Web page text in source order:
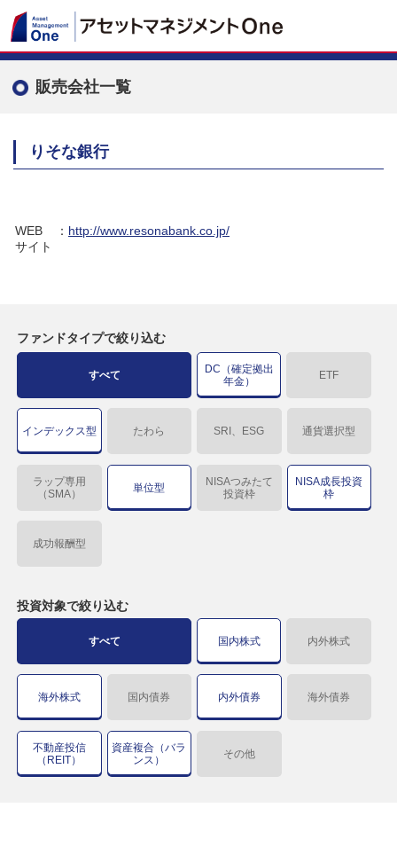
販売会社一覧
りそな銀行
WEB
サイト
： http://www.resonabank.co.jp/
ファンドタイプで絞り込む
すべて
DC（確定拠出
年金）
ETF
インデックス型 たわら SRI、ESG 通貨選択型
ラップ専用
（SMA）
単位型
NISAつみたて
投資枠
NISA成長投資
枠
成功報酬型
投資対象で絞り込む
すべて 国内株式 内外株式
海外株式 国内債券 内外債券 海外債券
不動産投信
（REIT）
資産複合（バラ
ンス）
その他